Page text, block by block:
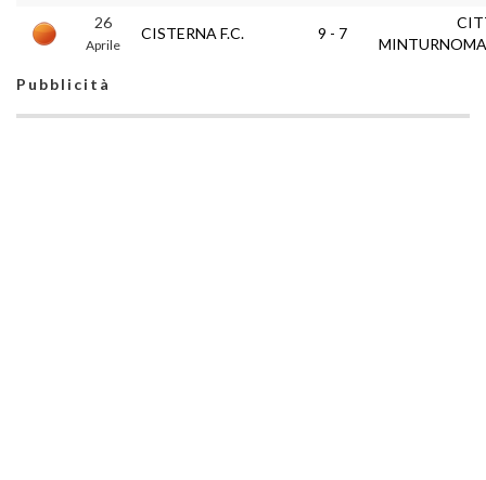
26
Aprile
CISTERNA F.C. 9 - 7
Pubblicità